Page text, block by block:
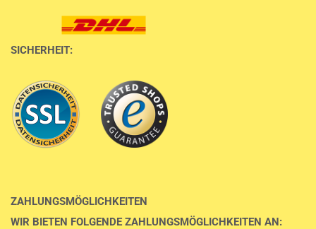
SICHERHEIT:
ZAHLUNGSMÖGLICHKEITEN
WIR BIETEN FOLGENDE ZAHLUNGSMÖGLICHKEITEN AN: